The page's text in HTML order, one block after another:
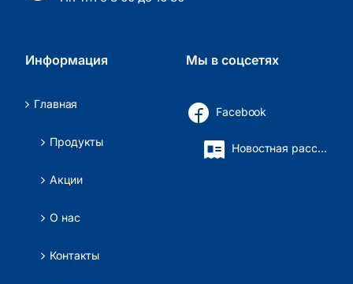
Информация
Главная
Продукты
Акции
О нас
Контакты
Мы в соцсетях
Facebook
Новостная рассылка